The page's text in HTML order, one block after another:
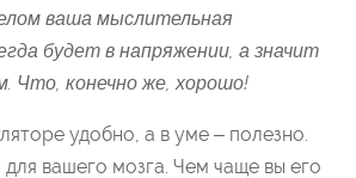
ваша мыслительная
будет в напряжении, а значит
Что, конечно же, хорошо!
удобно, а в уме – полезно.
вашего мозга. Чем чаще вы его